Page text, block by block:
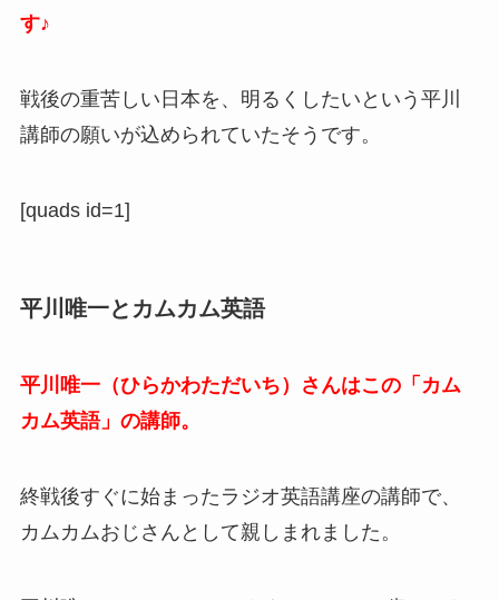
す♪
戦後の重苦しい日本を、明るくしたいという平川
講師の願いが込められていたそうです。
[quads id=1]
平川唯一とカムカム英語
平川唯一（ひらかわただいち）さんはこの「カム
カム英語」の講師。
終戦後すぐに始まったラジオ英語講座の講師で、
カムカムおじさんとして親しまれました。